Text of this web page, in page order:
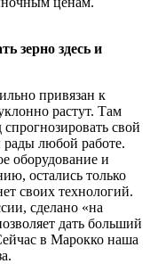
зерно здесь и
привязан к
растут. Там
свой
любой работе.
оборудование и
остались только
своих технологий.
сделано «на
дать больший
в Марокко наша